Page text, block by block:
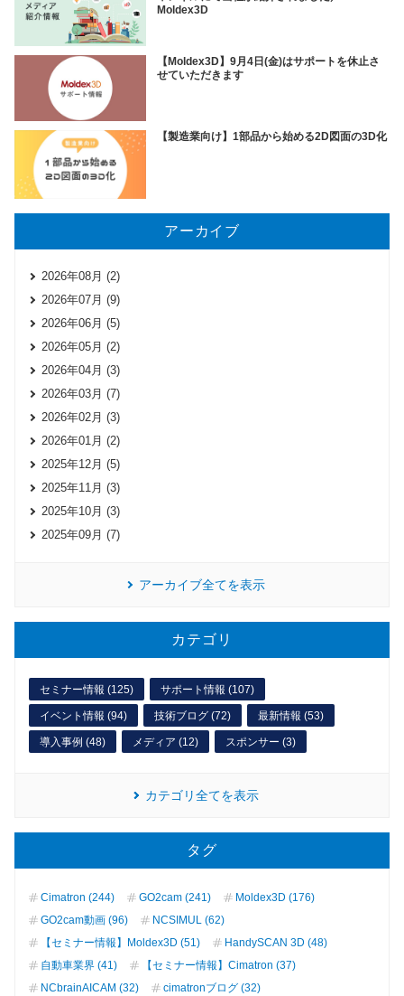
Moldex3D
【Moldex3D】9月4日(金)はサポートを休止さ
せていただきます
【製造業向け】1部品から始める2D図面の3D化
アーカイブ
2026年08月 (2)
2026年07月 (9)
2026年06月 (5)
2026年05月 (2)
2026年04月 (3)
2026年03月 (7)
2026年02月 (3)
2026年01月 (2)
2025年12月 (5)
2025年11月 (3)
2025年10月 (3)
2025年09月 (7)
アーカイブ全てを表示
カテゴリ
セミナー情報 (125) サポート情報 (107)
イベント情報 (94) 技術ブログ (72) 最新情報 (53)
導入事例 (48) メディア (12) スポンサー (3)
カテゴリ全てを表示
タグ
Cimatron (244) GO2cam (241)
Moldex3D (176)
GO2cam動画 (96)
NCSIMUL (62)
【セミナー情報】Moldex3D (51)
HandySCAN 3D (48)
自動車業界 (41)
【セミナー情報】Cimatron (37)
NCbrainAICAM (32)
cimatronブログ (32)